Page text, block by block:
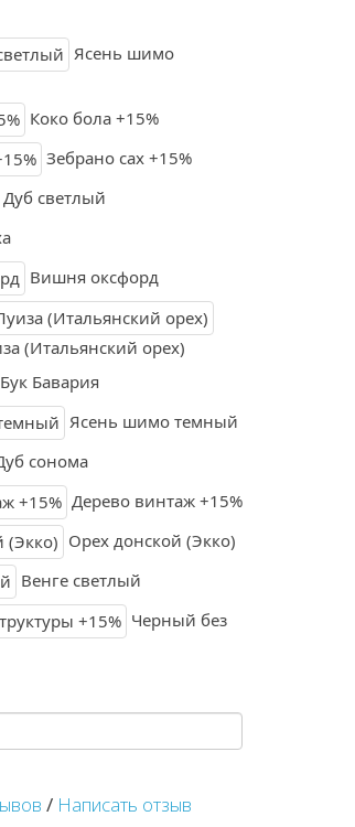
Ясень шимо
Коко бола +15%
Зебрано сах +15%
Дуб светлый
Вишня оксфорд
(Итальянский орех)
Бук Бавария
Ясень шимо темный
сонома
Дерево винтаж +15%
Орех донской (Экко)
Венге светлый
Черный без
/ Написать отзыв